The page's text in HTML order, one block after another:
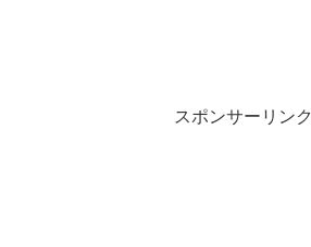
スポンサーリンク